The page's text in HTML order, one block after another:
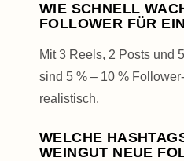
WIE SCHNELL
FOLLOWER FÜR
Mit 3 Reels, 2 Posts und
sind 5 % – 10 %
realistisch.
WELCHE
WEINGUT NEUE